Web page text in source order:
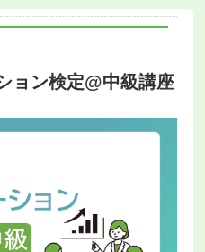
ョン検定@中級講座